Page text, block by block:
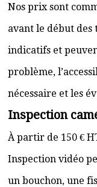
Nos prix sont
avant le début des
indicatifs et
problème,
nécessaire et les
Inspection
À partir de 150 €
Inspection vidéo
un bouchon, une